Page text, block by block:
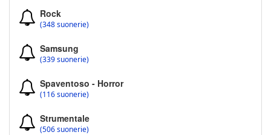
Rock
(348 suonerie)
Samsung
(339 suonerie)
Spaventoso - Horror
(116 suonerie)
Strumentale
(506 suonerie)